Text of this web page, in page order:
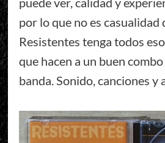
por lo que no es casualidad
Resistentes tenga todos
que hacen a un buen
banda. Sonido, canciones y